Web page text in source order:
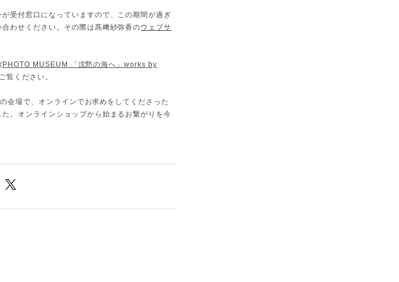
受付窓口になっていますので、この期間が過ぎ
わせください。その際は髙﨑紗弥香のウェブサ
PHOTO MUSEUM 「沈黙の海へ」works by
覧ください。
会場で、オンラインでお求めをしてくださった
。オンラインショップから始まるお繋がりを今